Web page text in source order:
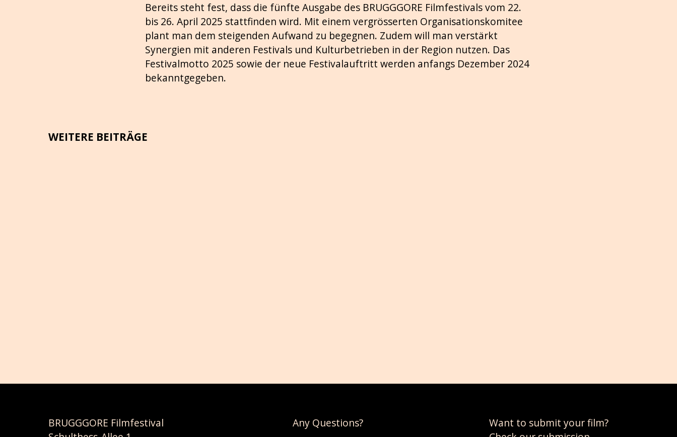
Bereits steht fest, dass die fünfte Ausgabe des BRUGGGORE Filmfestivals vom 22.
bis 26. April 2025 stattfinden wird. Mit einem vergrösserten Organisationskomitee
plant man dem steigenden Aufwand zu begegnen. Zudem will man verstärkt
Synergien mit anderen Festivals und Kulturbetrieben in der Region nutzen. Das
Festivalmotto 2025 sowie der neue Festivalauftritt werden anfangs Dezember 2024
bekanntgegeben.
WEITERE BEITRÄGE
FILMFESTIVAL IST PASSÉ
APRIL 21, 2026 APRIL 1, 2026
BRUGGGORE Filmfestival
Any Questions?
Want to submit your film?